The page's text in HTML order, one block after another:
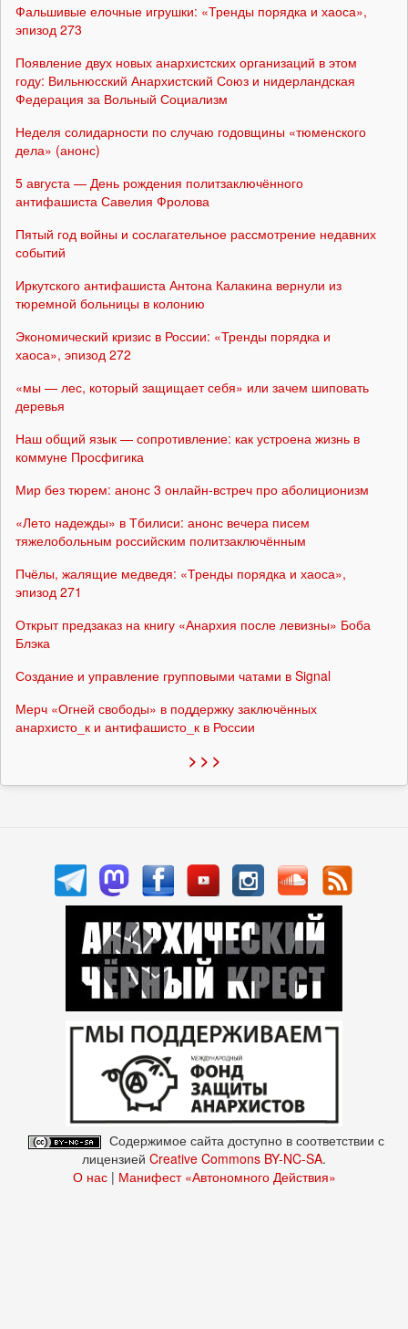
Фальшивые елочные игрушки: «Тренды порядка и хаоса»,
эпизод 273
Появление двух новых анархистских организаций в этом
году: Вильнюсский Анархистский Союз и нидерландская
Федерация за Вольный Социализм
Неделя солидарности по случаю годовщины «тюменского
дела» (анонс)
5 августа — День рождения политзаключённого
антифашиста Савелия Фролова
Пятый год войны и сослагательное рассмотрение недавних
событий
Иркутского антифашиста Антона Калакина вернули из
тюремной больницы в колонию
Экономический кризис в России: «Тренды порядка и
хаоса», эпизод 272
«мы — лес, который защищает себя» или зачем шиповать
деревья
Наш общий язык — сопротивление: как устроена жизнь в
коммуне Просфигика
Мир без тюрем: анонс 3 онлайн-встреч про аболиционизм
«Лето надежды» в Тбилиси: анонс вечера писем
тяжелобольным российским политзаключённым
Пчёлы, жалящие медведя: «Тренды порядка и хаоса»,
эпизод 271
Открыт предзаказ на книгу «Анархия после левизны» Боба
Блэка
Создание и управление групповыми чатами в Signal
Мерч «Огней свободы» в поддержку заключённых
анархисто_к и антифашисто_к в России
> > >
Содержимое сайта доступно в соответствии с
лицензией Creative Commons BY-NC-SA.
О нас| Манифест «Автономного Действия»